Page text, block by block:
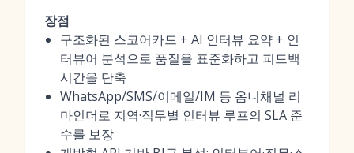
장점
구조화된 스코어카드 + AI 인터뷰 요약 + 인
터뷰어 분석으로 품질을 표준화하고 피드백
시간을 단축
WhatsApp/SMS/이메일/IM 등 옴니채널 리
마인더로 지역·직무별 인터뷰 루프의 SLA 준
수를 보장